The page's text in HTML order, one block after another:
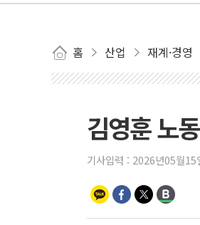
홈 산업 재계·경영
김영훈 노
기사입력 : 2026년05월15